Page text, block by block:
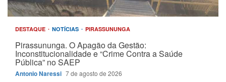
DESTAQUE NOTÍCIAS PIRASSUNUNGA
Pirassununga. O Apagão da Gestão:
Inconstitucionalidade e “Crime Contra a Saúde
Pública” no SAEP
Antonio Naressi 7 de agosto de 2026